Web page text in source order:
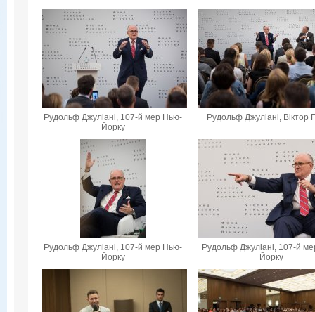
Рудольф Джуліані, 107-й мер Нью-
Йорку
Рудольф Джуліані, Віктор
Рудольф Джуліані, 107-й мер Нью-
Йорку
Рудольф Джуліані, 107-й
Йорку